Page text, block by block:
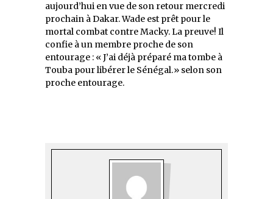
aujourd’hui en vue de son retour mercredi
prochain à Dakar. Wade est prêt pour le
mortal combat contre Macky. La preuve! Il
confie à un membre proche de son
entourage : « J’ai déjà préparé ma tombe à
Touba pour libérer le Sénégal.» selon son
proche entourage.